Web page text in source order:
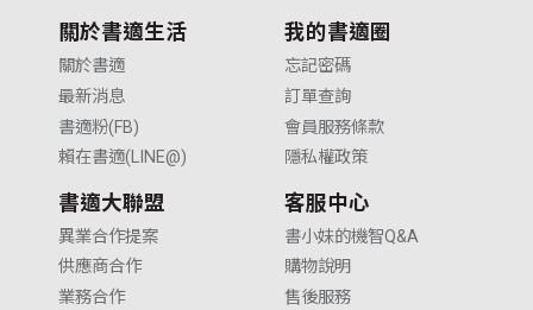
關於書適生活
關於書適
最新消息
書適粉(FB)
賴在書適(LINE@)
我的書適圈
忘記密碼
訂單查詢
會員服務條款
隱私權政策
書適大聯盟
異業合作提案
供應商合作
業務合作
客服中心
書小妹的機智Q&A
購物說明
售後服務